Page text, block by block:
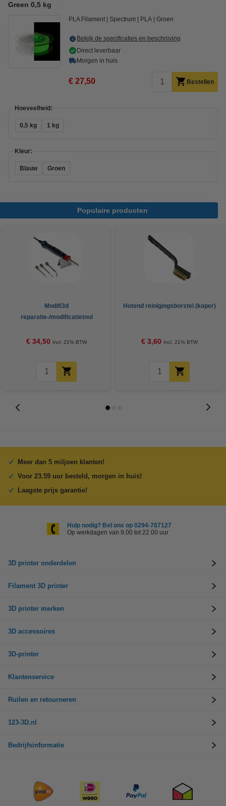
Green 0,5 kg
PLA Filament Spectrum PLA Groen
Bekijk de specificaties en beschrijving
Direct leverbaar
Morgen in huis
€ 27,50 Bestellen
Hoeveelheid:
0,5 kg 1 kg
Kleur:
Blauw Groen
Populaire producten
Modifi3d
reparatie-/modificatietool
€ 34,50 Incl. 21% BTW
Hotend reinigingsborstel (koper)
€ 3,60 Incl. 21% BTW
Meer dan 5 miljoen klanten!
Voor 23.59 uur besteld, morgen in huis!
Laagste prijs garantie!
Hulp nodig? Bel ons op 0294-787127
Op werkdagen van 9.00 tot 22.00 uur
3D printer onderdelen
Filament 3D printer
3D printer merken
3D accessoires
3D-printer
Klantenservice
Ruilen en retourneren
123-3D.nl
Bedrijfsinformatie